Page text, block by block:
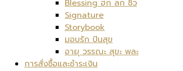
Blessing ฮก ลก ซิ่ว
Signature
Storybook
มอบรัก ปันสุข
อายุ วรรณะ สุขะ พละ
การสั่งซื้อและชำระเงิน